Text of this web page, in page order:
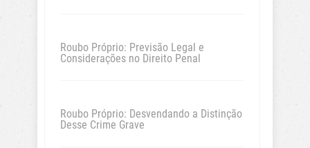
Roubo Próprio: Previsão Legal e
Considerações no Direito Penal
Roubo Próprio: Desvendando a Distinção
Desse Crime Grave